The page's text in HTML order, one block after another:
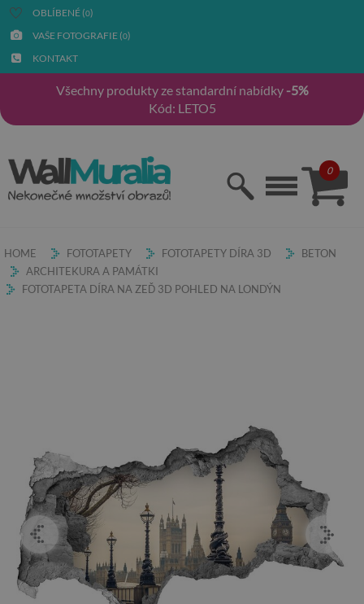
OBLÍBENÉ (0)
VAŠE FOTOGRAFIE (0)
KONTAKT
Všechny produkty ze standardní nabídky -5%
Kód: LETO5
0
HOME FOTOTAPETY FOTOTAPETY DÍRA 3D
BETON
ARCHITEKURA A PAMÁTKI
FOTOTAPETA DÍRA NA ZEĎ 3D POHLED NA LONDÝN